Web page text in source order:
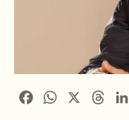
FacebookWhatsApp